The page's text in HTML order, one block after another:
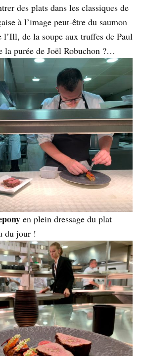
des plats dans les classiques de
à l’image peut-être du saumon
l’Ill, de la soupe aux truffes de Paul
la purée de Joël Robuchon ?…
en plein dressage du plat
du jour !